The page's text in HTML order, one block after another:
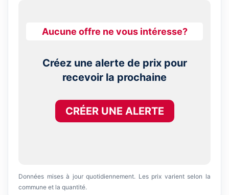
Aucune offre ne vous intéresse?
Créez une alerte de prix pour
recevoir la prochaine
CRÉER UNE ALERTE
Données mises à jour quotidiennement. Les prix varient selon la
commune et la quantité.